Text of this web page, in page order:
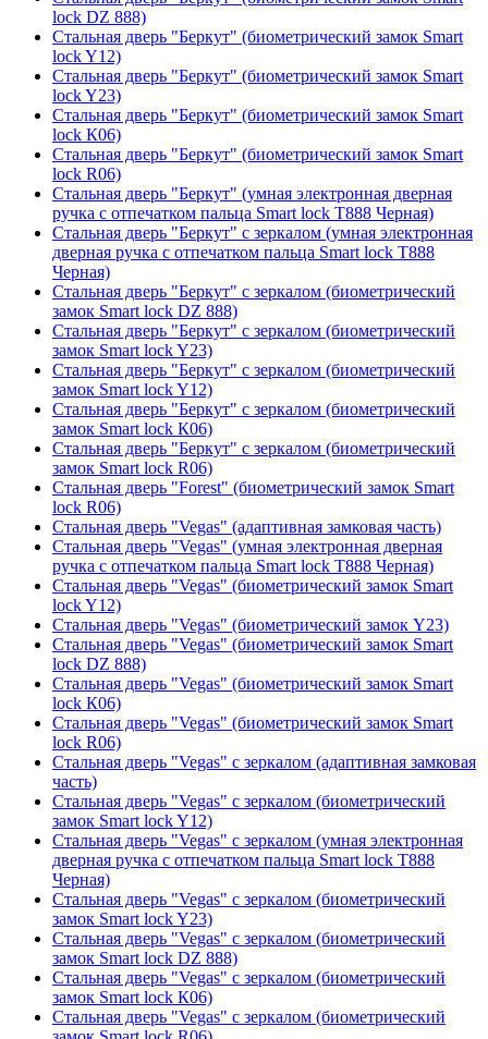
lock DZ 888)
Стальная дверь "Беркут" (биометрический замок Smart
lock Y12)
Стальная дверь "Беркут" (биометрический замок Smart
lock Y23)
Стальная дверь "Беркут" (биометрический замок Smart
lock К06)
Стальная дверь "Беркут" (биометрический замок Smart
lock R06)
Стальная дверь "Беркут" (умная электронная дверная
ручка с отпечатком пальца Smart lock T888 Черная)
Стальная дверь "Беркут" с зеркалом (умная электронная
дверная ручка с отпечатком пальца Smart lock T888
Черная)
Стальная дверь "Беркут" с зеркалом (биометрический
замок Smart lock DZ 888)
Стальная дверь "Беркут" с зеркалом (биометрический
замок Smart lock Y23)
Стальная дверь "Беркут" с зеркалом (биометрический
замок Smart lock Y12)
Стальная дверь "Беркут" с зеркалом (биометрический
замок Smart lock К06)
Стальная дверь "Беркут" с зеркалом (биометрический
замок Smart lock R06)
Стальная дверь "Forest" (биометрический замок Smart
lock R06)
Стальная дверь "Vegas" (адаптивная замковая часть)
Стальная дверь "Vegas" (умная электронная дверная
ручка с отпечатком пальца Smart lock T888 Черная)
Стальная дверь "Vegas" (биометрический замок Smart
lock Y12)
Стальная дверь "Vegas" (биометрический замок Y23)
Стальная дверь "Vegas" (биометрический замок Smart
lock DZ 888)
Стальная дверь "Vegas" (биометрический замок Smart
lock К06)
Стальная дверь "Vegas" (биометрический замок Smart
lock R06)
Стальная дверь "Vegas" с зеркалом (адаптивная замковая
часть)
Стальная дверь "Vegas" с зеркалом (биометрический
замок Smart lock Y12)
Стальная дверь "Vegas" с зеркалом (умная электронная
дверная ручка с отпечатком пальца Smart lock T888
Черная)
Стальная дверь "Vegas" с зеркалом (биометрический
замок Smart lock Y23)
Стальная дверь "Vegas" с зеркалом (биометрический
замок Smart lock DZ 888)
Стальная дверь "Vegas" с зеркалом (биометрический
замок Smart lock К06)
Стальная дверь "Vegas" с зеркалом (биометрический